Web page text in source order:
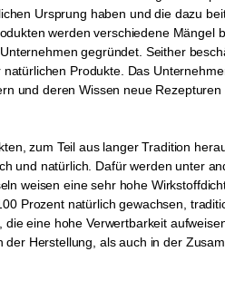
Ursprung haben und die dazu
werden verschiedene
gegründet. Seither
Produkte. Das
und deren Wissen neue Rezepturen
zum Teil aus langer Tradition
und natürlich. Dafür werden unter
weisen eine sehr hohe
Prozent natürlich gewachsen,
eine hohe Verwertbarkeit
Herstellung, als auch in der